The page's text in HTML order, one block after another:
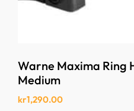
Warne Maxima Ring
Medium
kr1,290.00